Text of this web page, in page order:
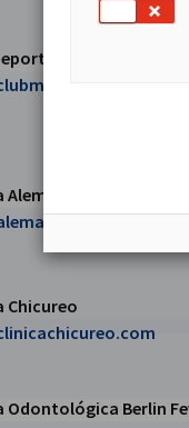
Seite
Manquehue
Santiago S.A. Seite
Alemana de Santiago
Seite
Chicureo
Odontológica Berlin